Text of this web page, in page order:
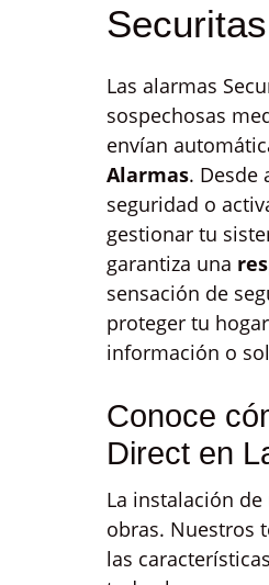
Las alarmas
sospechosas
envían
Alarmas. Desde
seguridad o
gestionar tu
garantiza una
sensación de
proteger tu
información o
Conoce
Direct en
La instalación
obras. Nuestros
las